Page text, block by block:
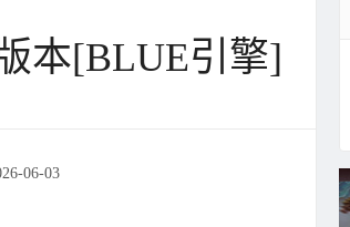
本[BLUE引擎]
06-03